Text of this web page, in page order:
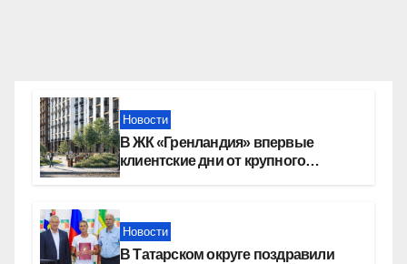
Новости
В ЖК «Гренландия» впервые
клиентские дни от крупного
Новости
В Татарском округе поздравили